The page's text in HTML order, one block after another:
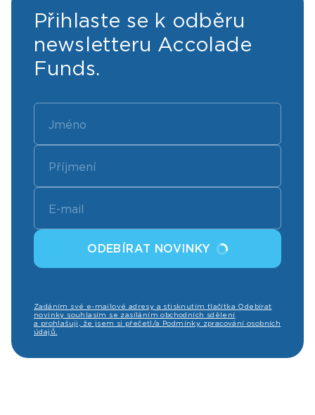
Přihlaste se k odběru
newsletteru Accolade
Funds.
ODEBÍRAT NOVINKY
Zadáním své e-mailové adresy a stisknutím tlačítka Odebírat
novinky souhlasím se zasíláním obchodních sdělení
a prohlašuji, že jsem si přečetl/a Podmínky zpracování osobních
údajů.